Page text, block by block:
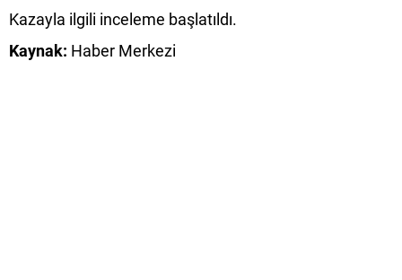
Kazayla ilgili inceleme başlatıldı.
Kaynak: Haber Merkezi